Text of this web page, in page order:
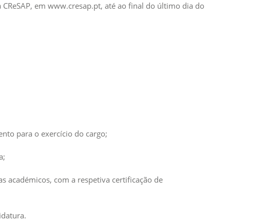
em www.cresap.pt, até ao final do último dia do
para o exercício do cargo;
académicos, com a respetiva certificação de